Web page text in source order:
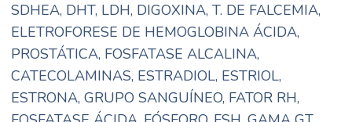
SDHEA, DHT, LDH, DIGOXINA, T. DE FALCEMIA,
ELETROFORESE DE HEMOGLOBINA ÁCIDA,
PROSTÁTICA, FOSFATASE ALCALINA,
CATECOLAMINAS, ESTRADIOL, ESTRIOL,
ESTRONA, GRUPO SANGUÍNEO, FATOR RH,